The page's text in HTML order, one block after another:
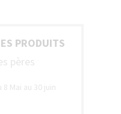
PRODUITS
pères
8 Mai au 30 juin